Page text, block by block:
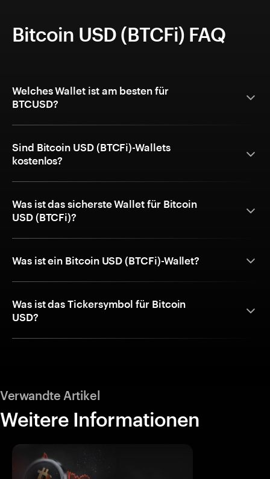
Bitcoin USD (BTCFi) FAQ
Welches Wallet ist am besten für
BTCUSD?
Sind Bitcoin USD (BTCFi)-Wallets
kostenlos?
Was ist das sicherste Wallet für Bitcoin
USD (BTCFi)?
Was ist ein Bitcoin USD (BTCFi)-Wallet?
Was ist das Tickersymbol für Bitcoin
USD?
Verwandte Artikel
Weitere Informationen